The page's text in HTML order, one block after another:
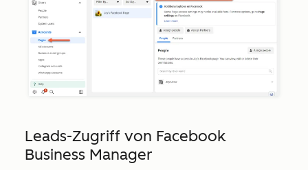
Leads-Zugriff von Facebook
Business Manager